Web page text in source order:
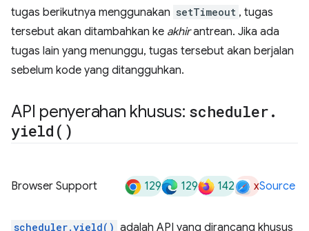
tugas berikutnya menggunakan setTimeout , tugas
tersebut akan ditambahkan ke akhirantrean. Jika ada
tugas lain yang menunggu, tugas tersebut akan berjalan
sebelum kode yang ditangguhkan.
API penyerahan khusus: scheduler.
yield( )
Browser Support 129 129 142 xSource
scheduler.yield() adalah API yang dirancang khusus